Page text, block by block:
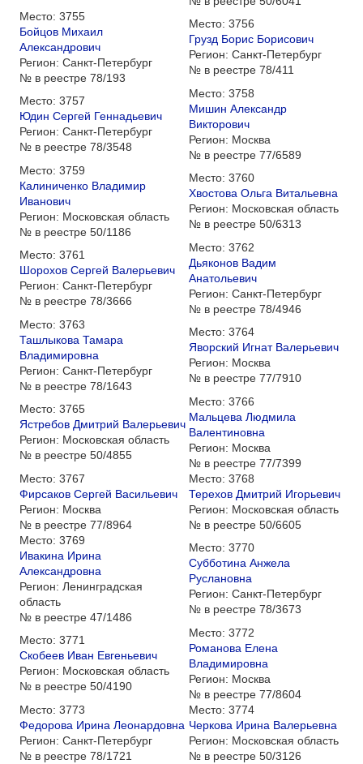
Место: 3755
Бойцов Михаил
Александрович
Регион: Санкт-Петербург
№ в реестре 78/193
Место: 3756
Грузд Борис Борисович
Регион: Санкт-Петербург
№ в реестре 78/411
Место: 3757
Юдин Сергей Геннадьевич
Регион: Санкт-Петербург
№ в реестре 78/3548
Место: 3758
Мишин Александр
Викторович
Регион: Москва
№ в реестре 77/6589
Место: 3759
Калиниченко Владимир
Иванович
Регион: Московская область
№ в реестре 50/1186
Место: 3760
Хвостова Ольга Витальевна
Регион: Московская область
№ в реестре 50/6313
Место: 3761
Шорохов Сергей Валерьевич
Регион: Санкт-Петербург
№ в реестре 78/3666
Место: 3762
Дьяконов Вадим
Анатольевич
Регион: Санкт-Петербург
№ в реестре 78/4946
Место: 3763
Ташлыкова Тамара
Владимировна
Регион: Санкт-Петербург
№ в реестре 78/1643
Место: 3764
Яворский Игнат Валерьевич
Регион: Москва
№ в реестре 77/7910
Место: 3765
Ястребов Дмитрий Валерьевич
Регион: Московская область
№ в реестре 50/4855
Место: 3766
Мальцева Людмила
Валентиновна
Регион: Москва
№ в реестре 77/7399
Место: 3767
Фирсаков Сергей Васильевич
Регион: Москва
№ в реестре 77/8964
Место: 3768
Терехов Дмитрий Игорьевич
Регион: Московская область
№ в реестре 50/6605
Место: 3769
Ивакина Ирина
Александровна
Регион: Ленинградская
область
№ в реестре 47/1486
Место: 3770
Субботина Анжела
Руслановна
Регион: Санкт-Петербург
№ в реестре 78/3673
Место: 3771
Скобеев Иван Евгеньевич
Регион: Московская область
№ в реестре 50/4190
Место: 3772
Романова Елена
Владимировна
Регион: Москва
№ в реестре 77/8604
Место: 3773
Федорова Ирина Леонардовна
Регион: Санкт-Петербург
№ в реестре 78/1721
Место: 3774
Черкова Ирина Валерьевна
Регион: Московская область
№ в реестре 50/3126